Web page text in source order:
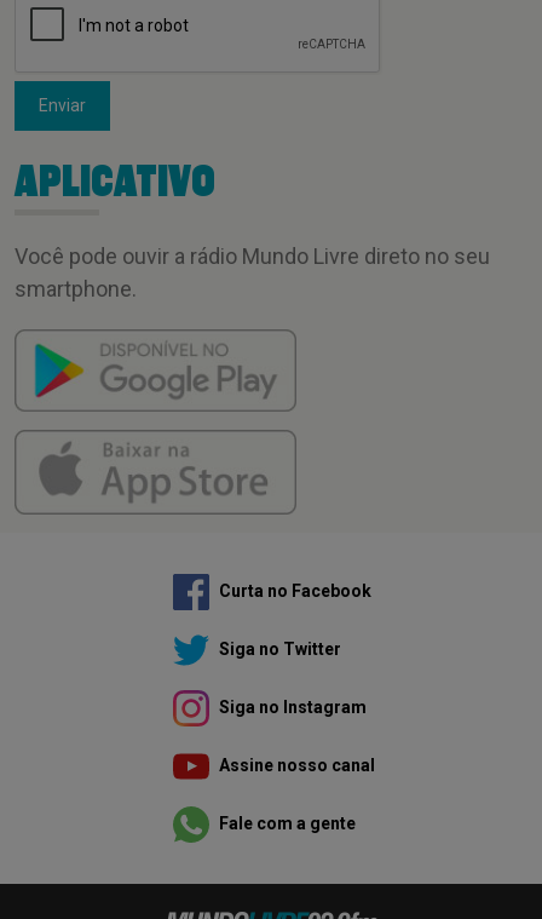
Enviar
APLICATIVO
Você pode ouvir a rádio Mundo Livre direto no seu
smartphone.
Curta no Facebook
Siga no Twitter
Siga no Instagram
Assine nosso canal
Fale com a gente